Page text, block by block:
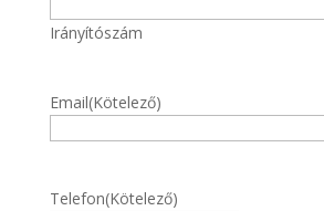
Irányítószám
Email(Kötelező)
Telefon(Kötelező)